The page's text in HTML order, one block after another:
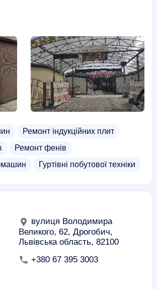
Ремонт індукційних плит
Ремонт фенів
Гуртівні побутової техніки
вулиця Володимира
Великого, 62, Дрогобич,
Львівська область, 82100
+380 67 395 3003